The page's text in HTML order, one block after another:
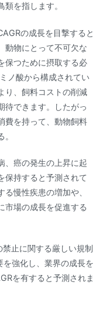
を指します。
の成長を目撃すると
動物にとって不可欠な
保つために摂取する必
ノ酸から構成されてい
り、飼料コストの削減
待できます。したがっ
費を持って、動物飼料
、癌の発生の上昇に起
保持すると予測されて
慢性疾患の増加や、
市場の成長を促進する
止に関する厳しい規制
強化し、業界の成長を
を有すると予測されま